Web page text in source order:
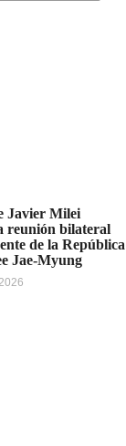
Javier Milei
reunión bilateral
de la República
Jae-Myung